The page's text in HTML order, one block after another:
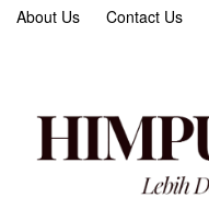
About Us Contact Us